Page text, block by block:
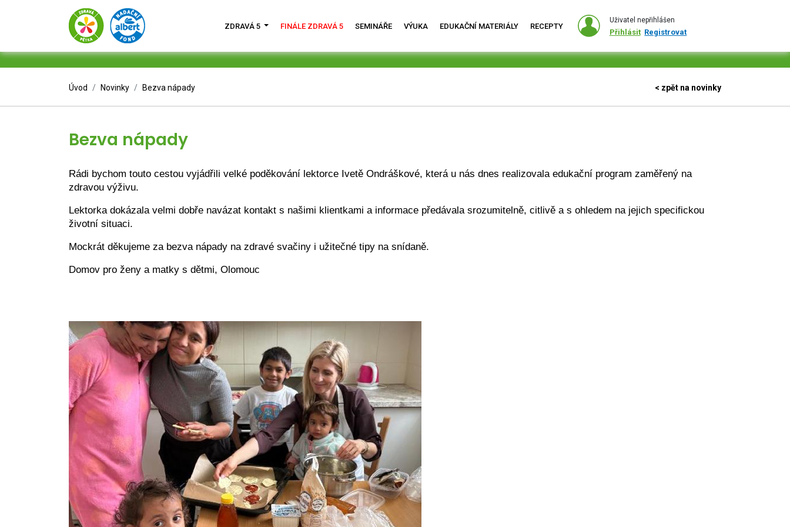
ZDRAVÁ 5 FINÁLE ZDRAVÁ 5 SEMINÁŘE VÝUKA EDUKAČNÍ MATERIÁLY RECEPTY
Uživatel nepřihlášen
Přihlásit Registrovat
Úvod Novinky Bezva nápady < zpět na novinky
Bezva nápady
Rádi bychom touto cestou vyjádřili velké poděkování lektorce Ivetě Ondráškové, která u nás dnes realizovala edukační program zaměřený na
zdravou výživu.
Lektorka dokázala velmi dobře navázat kontakt s našimi klientkami a informace předávala srozumitelně, citlivě a s ohledem na jejich specifickou
životní situaci.
Mockrát děkujeme za bezva nápady na zdravé svačiny i užitečné tipy na snídaně.
Domov pro ženy a matky s dětmi, Olomouc